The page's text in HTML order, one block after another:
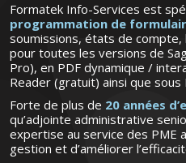
Formatek Info-Services est
programmation de
soumissions, états de compte,
pour toutes les versions de
Pro), en PDF dynamique /
Reader (gratuit) ainsi que sous
Forte de plus de 20 années
qu’adjointe administrative
expertise au service des PME
gestion et d’améliorer